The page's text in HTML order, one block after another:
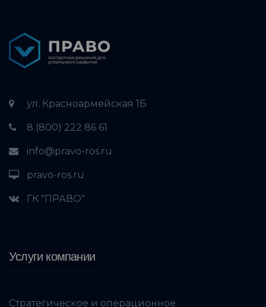
ул. Красноармейская 1Б
8 (800) 222 86 61
info@pravo-ros.ru
pravo-ros.ru
ГК "ПРАВО"
Услуги компании
Стратегическое и операционное